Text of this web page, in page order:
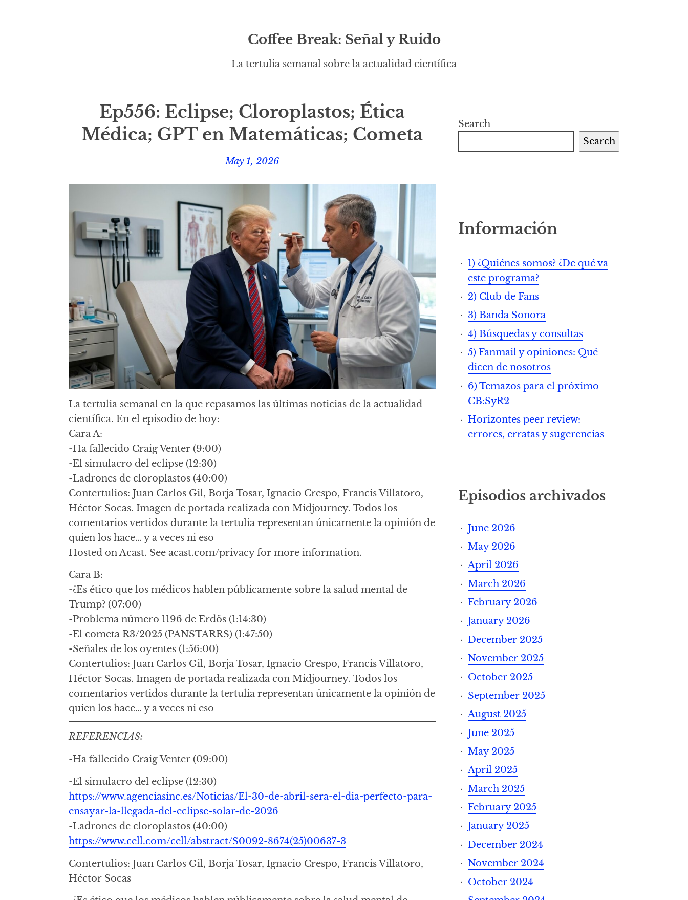
Coffee Break: Señal y Ruido
La tertulia semanal sobre la actualidad científica
Ep556: Eclipse; Cloroplastos; Ética
Médica; GPT en Matemáticas; Cometa
May 1, 2026
La tertulia semanal en la que repasamos las últimas noticias de la actualidad
científica. En el episodio de hoy:
Cara A:
-Ha fallecido Craig Venter (9:00)
-El simulacro del eclipse (12:30)
-Ladrones de cloroplastos (40:00)
Contertulios: Juan Carlos Gil, Borja Tosar, Ignacio Crespo, Francis Villatoro,
Héctor Socas. Imagen de portada realizada con Midjourney. Todos los
comentarios vertidos durante la tertulia representan únicamente la opinión de
quien los hace… y a veces ni eso
Hosted on Acast. See acast.com/privacy for more information.
Cara B:
-¿Es ético que los médicos hablen públicamente sobre la salud mental de
Trump? (07:00)
-Problema número 1196 de Erdös (1:14:30)
-El cometa R3/2025 (PANSTARRS) (1:47:50)
-Señales de los oyentes (1:56:00)
Contertulios: Juan Carlos Gil, Borja Tosar, Ignacio Crespo, Francis Villatoro,
Héctor Socas. Imagen de portada realizada con Midjourney. Todos los
comentarios vertidos durante la tertulia representan únicamente la opinión de
quien los hace… y a veces ni eso
REFERENCIAS:
-Ha fallecido Craig Venter (09:00)
-El simulacro del eclipse (12:30)
https://www.agenciasinc.es/Noticias/El-30-de-abril-sera-el-dia-perfecto-para-
ensayar-la-llegada-del-eclipse-solar-de-2026
-Ladrones de cloroplastos (40:00)
https://www.cell.com/cell/abstract/S0092-8674(25)00637-3
Contertulios: Juan Carlos Gil, Borja Tosar, Ignacio Crespo, Francis Villatoro,
Héctor Socas
Search
Search
Información
1) ¿Quiénes somos? ¿De qué va
este programa?
2) Club de Fans
3) Banda Sonora
4) Búsquedas y consultas
5) Fanmail y opiniones: Qué
dicen de nosotros
6) Temazos para el próximo
CB:SyR2
Horizontes peer review:
errores, erratas y sugerencias
Episodios archivados
June 2026
May 2026
April 2026
March 2026
February 2026
January 2026
December 2025
November 2025
October 2025
September 2025
August 2025
June 2025
May 2025
April 2025
March 2025
February 2025
January 2025
December 2024
November 2024
October 2024